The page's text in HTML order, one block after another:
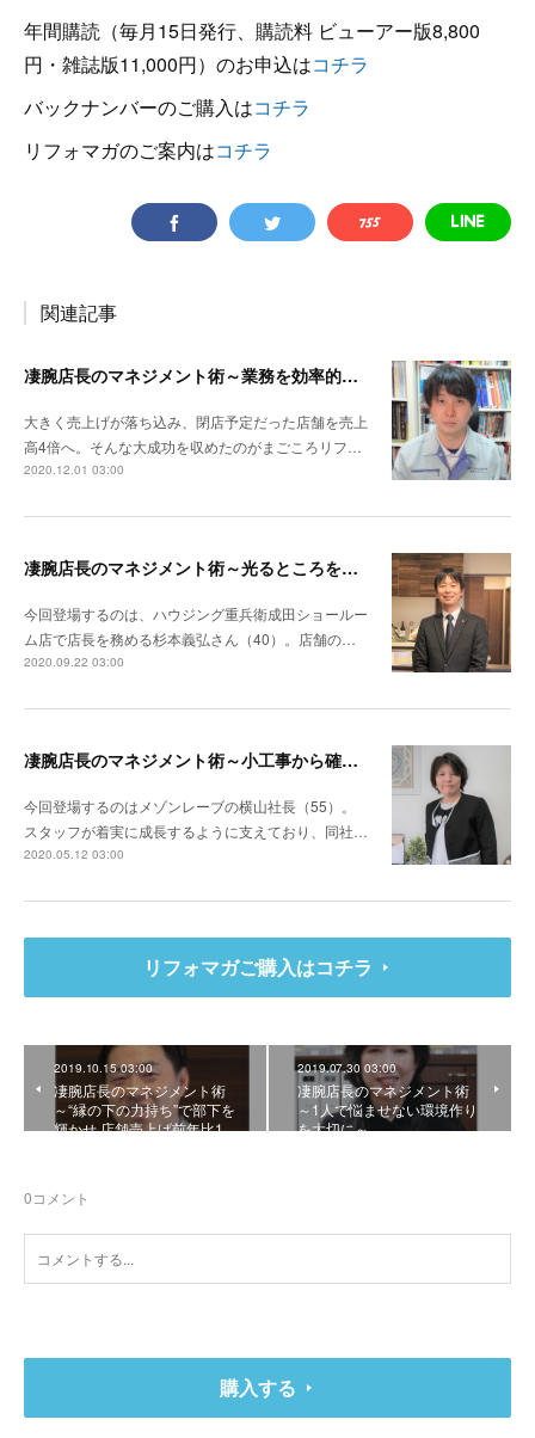
年間購読（毎月15日発行、購読料 ビューアー版8,800
円・雑誌版11,000円）のお申込はコチラ
バックナンバーのご購入はコチラ
リフォマガのご案内はコチラ
関連記事
凄腕店長のマネジメント術～業務を効率的に改善 業績不振の店を売上高4倍へ
大きく売上げが落ち込み、閉店予定だった店舗を売上
高4倍へ。そんな大成功を収めたのがまごころリフ…
2020.12.01 03:00
凄腕店長のマネジメント術～光るところを見つけて成長へ 不安取り除きのびのびと
今回登場するのは、ハウジング重兵衛成田ショールー
ム店で店長を務める杉本義弘さん（40）。店舗の…
2020.09.22 03:00
凄腕店長のマネジメント術～小工事から確実に自信につなげ成長へ
今回登場するのはメゾンレーブの横山社長（55）。
スタッフが着実に成長するように支えており、同社…
2020.05.12 03:00
リフォマガご購入はコチラ
2019.10.15 03:00
凄腕店長のマネジメント術
～“縁の下の力持ち”で部下を
輝かせ 店舗売上げ前年比1…
2019.07.30 03:00
凄腕店長のマネジメント術
～1人で悩ませない環境作り
を大切に～
0コメント
購入する